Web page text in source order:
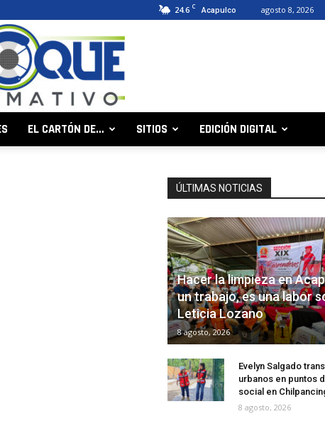
24.6 C Acapulco agosto 8, 2026
EL CARTÓN DE… SITIOS EDICIÓN DIGITAL
ÚLTIMAS NOTICIAS
Hacer la limpieza en
un trabajo, es una labor
Leticia Lozano
8 agosto, 2026
Evelyn Salgado
urbanos en puntos
social en
8 agosto, 2026